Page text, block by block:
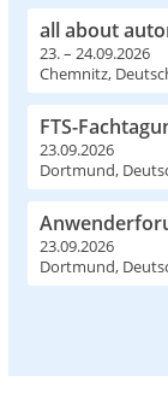
all about
23. – 24.09.2026
Chemnitz,
FTS-
23.09.2026
Dortmund,
23.09.2026
Dortmund,